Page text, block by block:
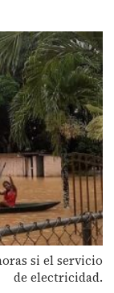
si el servicio
de electricidad.